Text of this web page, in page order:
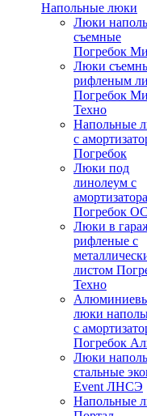
Напольные люки
Люки
съемные
Погребок
Люки
рифленым
Погребок
Техно
Напольные
с
Погребок
Люки под
линолеум с
Погребок
Люки в
рифленые с
листом
Техно
люки
с
Погребок
Люки
стальные
Event ЛНСЭ
Напольные